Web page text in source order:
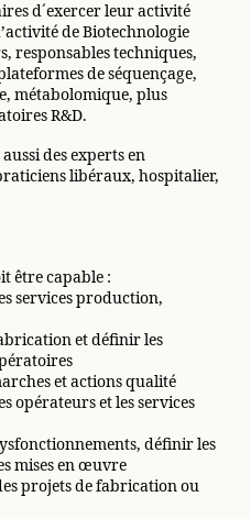
d´exercer leur activité
de Biotechnologie
responsables techniques,
de séquençage,
métabolomique, plus
R&D.
des experts en
libéraux, hospitalier,
être capable :
services production,
et définir les
et actions qualité
opérateurs et les services
définir les
mises en œuvre
projets de fabrication ou